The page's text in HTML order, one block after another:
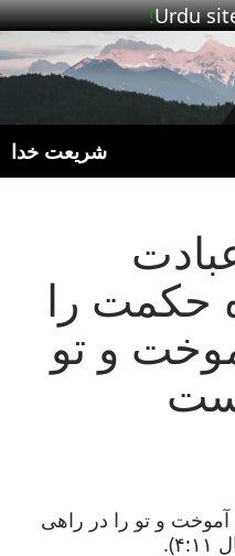
Urdu
شریعت خدا
حکمت را
و تو
و تو را در راهی